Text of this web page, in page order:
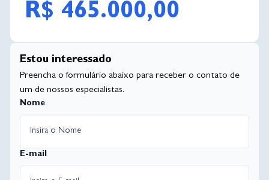
R$ 465.000,00
Estou interessado
Preencha o formulário abaixo para receber o contato de
um de nossos especialistas.
Nome
E-mail